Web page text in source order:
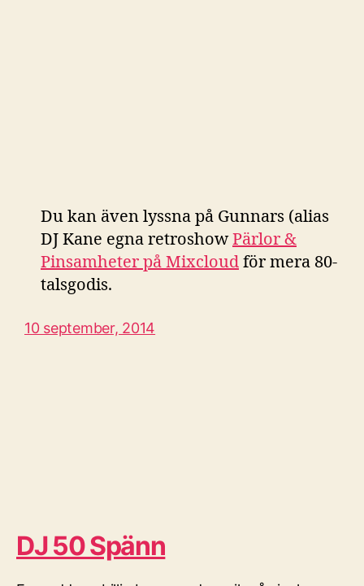
Du kan även lyssna på Gunnars (alias
DJ Kane egna retroshowPärlor &
Pinsamheter på Mixcloud för mera 80-
talsgodis.
10 september, 2014
DJ 50 Spänn